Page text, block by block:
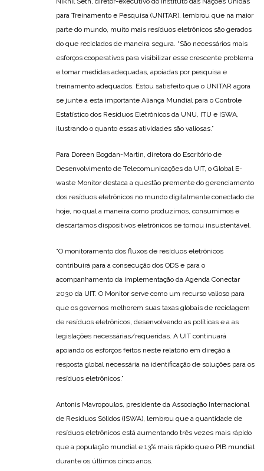
para Treinamento e Pesquisa (UNITAR), lembrou que na maior
parte do mundo, muito mais resíduos eletrônicos são gerados
do que reciclados de maneira segura. “São necessários mais
esforços cooperativos para visibilizar esse crescente problema
e tomar medidas adequadas, apoiadas por pesquisa e
treinamento adequados. Estou satisfeito que o UNITAR agora
se junte a esta importante Aliança Mundial para o Controle
Estatístico dos Resíduos Eletrônicos da UNU, ITU e ISWA,
ilustrando o quanto essas atividades são valiosas.”
Para Doreen Bogdan-Martin, diretora do Escritório de
Desenvolvimento de Telecomunicações da UIT, o Global E-
waste Monitor destaca a questão premente do gerenciamento
dos resíduos eletrônicos no mundo digitalmente conectado de
hoje, no qual a maneira como produzimos, consumimos e
descartamos dispositivos eletrônicos se tornou insustentável.
“O monitoramento dos fluxos de resíduos eletrônicos
contribuirá para a consecução dos ODS e para o
acompanhamento da implementação da Agenda Conectar
2030 da UIT. O Monitor serve como um recurso valioso para
que os governos melhorem suas taxas globais de reciclagem
de resíduos eletrônicos, desenvolvendo as políticas e a as
legislações necessárias/requeridas. A UIT continuará
apoiando os esforços feitos neste relatório em direção à
resposta global necessária na identificação de soluções para os
resíduos eletrônicos.”
Antonis Mavropoulos, presidente da Associação Internacional
de Resíduos Sólidos (ISWA), lembrou que a quantidade de
resíduos eletrônicos está aumentando três vezes mais rápido
que a população mundial e 13% mais rápido que o PIB mundial
durante os últimos cinco anos.